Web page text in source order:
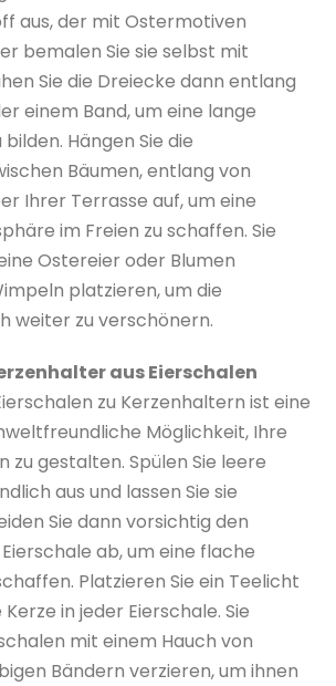
aus, der mit Ostermotiven
bemalen Sie sie selbst mit
Sie die Dreiecke dann entlang
einem Band, um eine lange
Hängen Sie die
Bäumen, entlang von
Ihrer Terrasse auf, um eine
im Freien zu schaffen. Sie
Ostereier oder Blumen
platzieren, um die
weiter zu verschönern.
aus Eierschalen
zu Kerzenhaltern ist eine
Möglichkeit, Ihre
zu gestalten. Spülen Sie leere
aus und lassen Sie sie
Sie dann vorsichtig den
ab, um eine flache
Platzieren Sie ein Teelicht
in jeder Eierschale. Sie
mit einem Hauch von
Bändern verzieren, um ihnen